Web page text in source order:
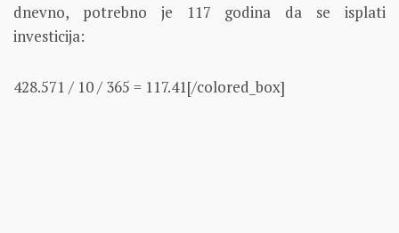
dnevno, potrebno je 117 godina da se isplati
investicija:
428.571 / 10 / 365 = 117.41[/colored_box]